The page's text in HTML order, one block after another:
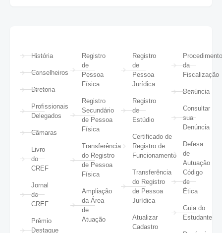
História
Conselheiros
Diretoria
Profissionais
Delegados
Câmaras
Livro
do
CREF
Jornal
do
CREF
Prêmio
Destaque
Registro
de
Pessoa
Física
Registro
Secundário
de Pessoa
Física
Transferência
do Registro
de Pessoa
Física
Ampliação
da Área
de
Atuação
Registro
de
Pessoa
Jurídica
Registro
de
Estúdio
Certificado de
Registro de
Funcionamento
Transferência
do Registro
de Pessoa
Jurídica
Atualizar
Cadastro
da
Fiscalização
Denúncia
Consultar
sua
Denúncia
Defesa
de
Autuação
Código
de
Ética
Guia do
Estudante